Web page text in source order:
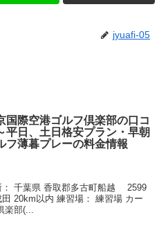
jyuafi-05
国際空港ゴルフ倶楽部の口コ
平日、土日格安プラン・早朝
フ薄暮プレーの料金情報
： 千葉県 香取郡多古町船越 2599
20km以内 練習場： 練習場 カー
楽部(...